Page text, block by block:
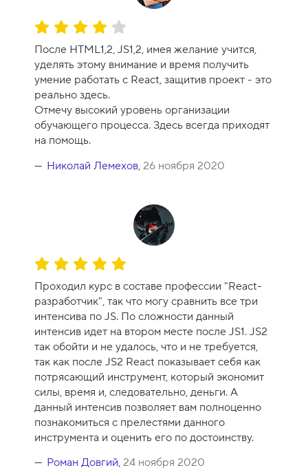
О
ц
е
н
к
а
к
у
р
с
После HTML1,2, JS1,2, имея желание учится,
уделять этому внимание и время получить
умение работать с React, защитив проект - это
реально здесь.
Отмечу высокий уровень организации
обучающего процесса. Здесь всегда приходят
на помощь.
Николай Лемехов, 26 ноября 2020
О
е
н
к
а
к
у
р
с
а
-
1
0
Проходил курс в составе профессии "React-
разработчик", так что могу сравнить все три
интенсива по JS. По сложности данный
интенсив идет на втором месте после JS1. JS2
так обойти и не удалось, что и не требуется,
так как после JS2 React показывает себя как
потрясающий инструмент, который экономит
силы, время и, следовательно, деньги. А
данный интенсив позволяет вам полноценно
познакомиться с прелестями данного
инструмента и оценить его по достоинству.
Роман Довгий, 24 ноября 2020